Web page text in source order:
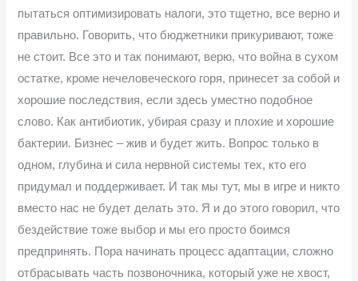
пытаться оптимизировать налоги, это тщетно, все верно и
правильно. Говорить, что бюджетники прикуривают, тоже
не стоит. Все это и так понимают, верю, что война в сухом
остатке, кроме нечеловеческого горя, принесет за собой и
хорошие последствия, если здесь уместно подобное
слово. Как антибиотик, убирая сразу и плохие и хорошие
бактерии. Бизнес – жив и будет жить. Вопрос только в
одном, глубина и сила нервной системы тех, кто его
придумал и поддерживает. И так мы тут, мы в игре и никто
вместо нас не будет делать это. Я и до этого говорил, что
бездействие тоже выбор и мы его просто боимся
предпринять. Пора начинать процесс адаптации, сложно
отбрасывать часть позвоночника, который уже не хвост,